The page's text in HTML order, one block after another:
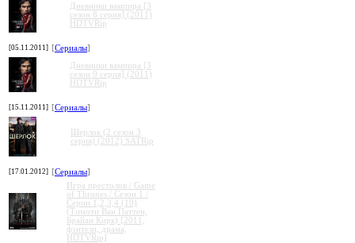
Дневники вампира [3
сезон 8 серия] (2011)
HDTVRip
[05.11.2011] [Сериалы]
Дневники вампира [3
сезон 9 серия] (2011)
HDTVRip
[15.11.2011] [Сериалы]
Шерлок (2 сезон 3
серия) (2012) SATRip
[17.01.2012] [Сериалы]
Игра престолов / Game
of Thrones / Сезон 1 /
Серии 1,2,3,4 (10)
(Тимоти Ван Паттен,
Брайан Кирк) [2011,
фэнтези, драма,
HDTVRip]